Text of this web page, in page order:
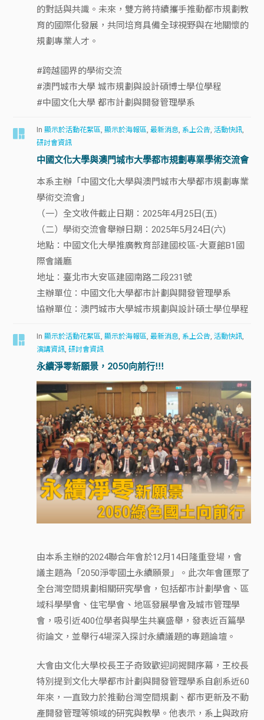
的對話與共識。未來，雙方將持續攜手推動都市規劃教
育的國際化發展，共同培育具備全球視野與在地關懷的
規劃專業人才。
#跨越國界的學術交流
#澳門城市大學 城市規劃與設計碩博士學位學程
#中國文化大學 都市計劃與開發管理學系
In顯示於活動花絮區 ,顯示於海報區 ,最新消息 系上公告 ,活動快訊
研討會資訊
中國文化大學與澳門城市大學都市規劃專業學術交流會
本系主辦「中國文化大學與澳門城市大學都市規劃專業
學術交流會」
（一）全文收件截止日期：2025年4月25日(五)
（二）學術交流會舉辦日期：2025年5月24日(六)
地點：中國文化大學推廣教育部建國校區-大夏館B1國
際會議廳
地址：臺北市大安區建國南路二段231號
主辦單位：中國文化大學都市計劃與開發管理學系
協辦單位：澳門城市大學城市規劃與設計碩士學位學程
In顯示於活動花絮區 ,顯示於海報區 ,最新消息 系上公告 ,活動快訊
演講資訊 ,研討會資訊
永續淨零新願景，2050向前行!!!
由本系主辦的2024聯合年會於12月14日隆重登場，會
議主題為「2050淨零國土永續願景」。此次年會匯聚了
全台灣空間規劃相關研究學會，包括都市計劃學會、區
域科學學會、住宅學會、地區發展學會及城市管理學
會，吸引近400位學者與學生共襄盛舉，發表近百篇學
術論文，並舉行4場深入探討永續議題的專題論壇。
大會由文化大學校長王子奇致歡迎詞揭開序幕，王校長
特別提到文化大學都市計劃與開發管理學系自創系近60
年來，一直致力於推動台灣空間規劃、都市更新及不動
產開發管理等領域的研究與教學。他表示，系上與政府